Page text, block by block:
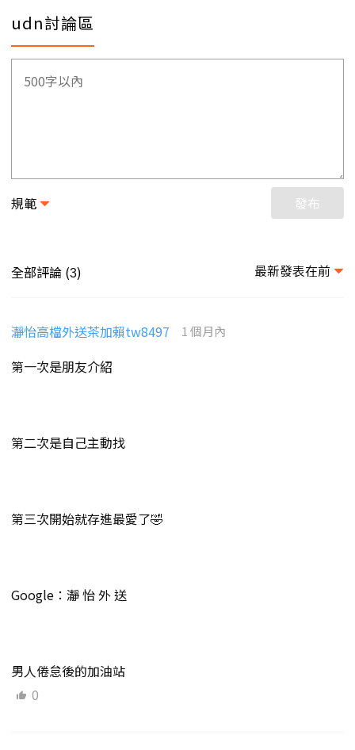
udn討論區
規範 發布
全部評論 (3) 最新發表在前
瀞怡高檔外送茶加賴tw8497 1 個月內
第一次是朋友介紹
第二次是自己主動找
第三次開始就存進最愛了🤣
Google：瀞 怡 外 送
男人倦怠後的加油站
0